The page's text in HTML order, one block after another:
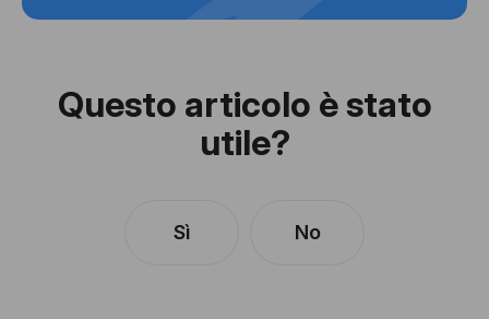
Questo articolo è stato
utile?
Sì No